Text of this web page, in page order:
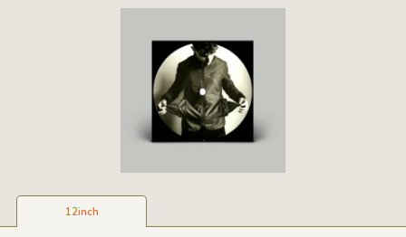
12inch